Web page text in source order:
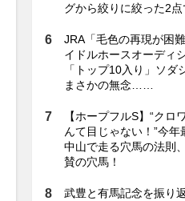
グから絞りに絞った2点
JRA「毛色の再現が困
イドルホースオーディ
「トップ10入り」ソダ
まさかの無念……
【ホープフルS】“クロ
んて目じゃない！”今
中山で走る穴馬の法則
賛の穴馬！
武豊と有馬記念を振り